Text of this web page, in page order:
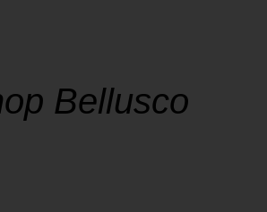
Bellusco